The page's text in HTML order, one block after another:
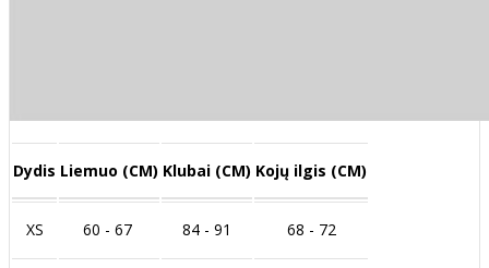
Dydis Liemuo (CM) Klubai (CM) Kojų ilgis (CM)
XS 60 - 67 84 - 91 68 - 72